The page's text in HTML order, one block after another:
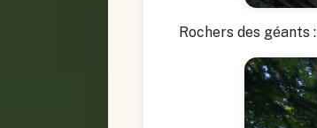
Rochers des géants :